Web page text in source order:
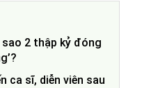
sao 2 thập kỷ đóng
ca sĩ, diễn viên sau